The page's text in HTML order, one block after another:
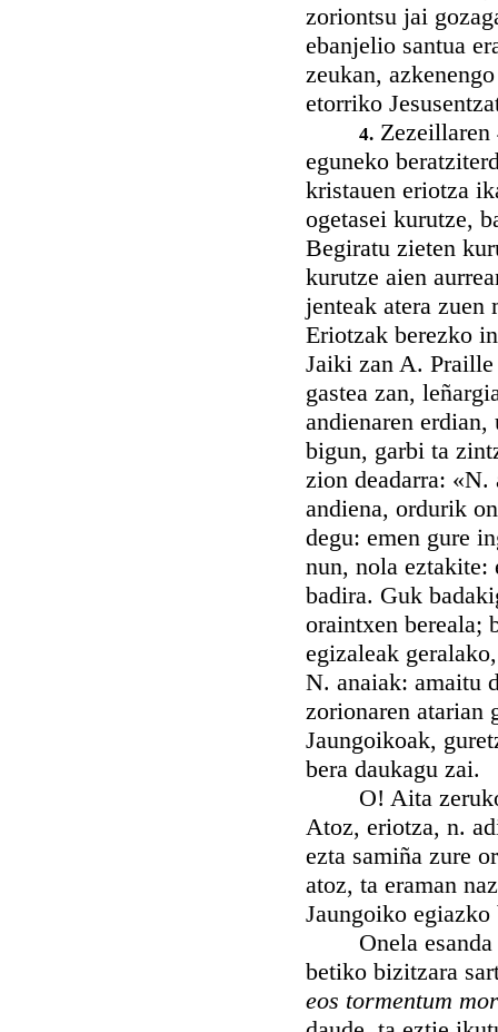
zoriontsu jai
ebanjelio santua
zeukan,
etorriko
4. Zezeillaren
eguneko
kristauen eriotza
ogetasei kurutze,
Begiratu zieten
kurutze aien
jenteak atera
Eriotzak berezko
Jaiki zan A.
gastea zan,
andienaren
bigun, garbi ta
zion deadarra:
andiena, ordurik
degu: emen gure
nun, nola eztakite:
badira. Guk
oraintxen bereala;
egizaleak
N. anaiak: amaitu
zorionaren atarian
Jaungoikoak,
bera daukagu zai.
O! Aita
Atoz, eriotza, n.
ezta samiña zure
atoz, ta eraman
Jaungoiko
Onela esanda
betiko bizitzara
eos tormentum